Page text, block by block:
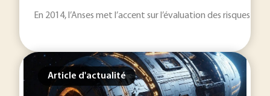
En 2014, l’Anses met l’accent sur l’évaluation des risques
Article d'actualité